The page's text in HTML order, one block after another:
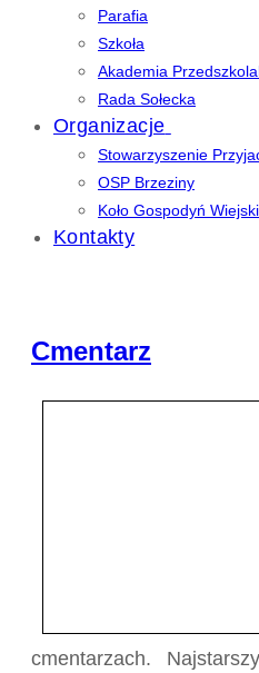
Parafia
Szkoła
Akademia
Rada Sołecka
Organizacje
Stowarzyszenie
OSP Brzeziny
Koło Gospodyń
Kontakty
Cmentarz
cmentarzach.